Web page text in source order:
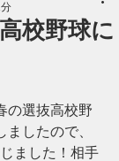
校野球に
の選抜高校野
したので、
ました！相手